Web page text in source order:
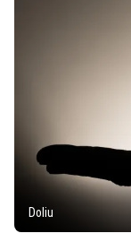
Doliu